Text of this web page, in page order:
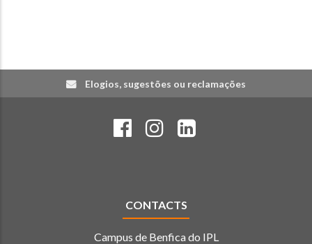
Elogios, sugestões ou reclamações
CONTACTS
Campus de Benfica do IPL